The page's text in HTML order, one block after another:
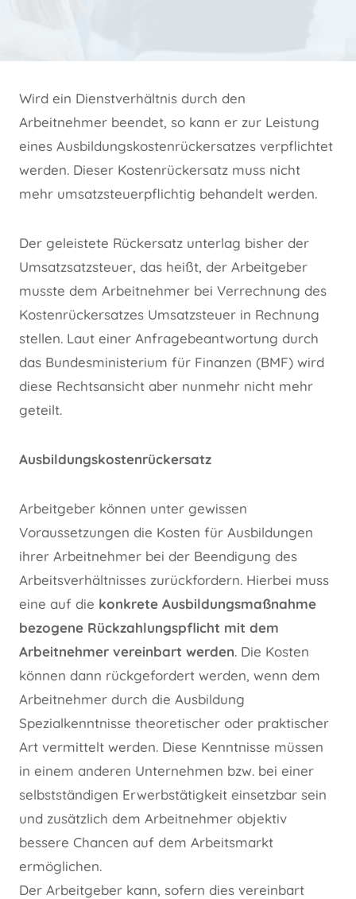
Wird ein Dienstverhältnis durch den
Arbeitnehmer beendet, so kann er zur Leistung
eines Ausbildungskostenrückersatzes verpflichtet
werden. Dieser Kostenrückersatz muss nicht
mehr umsatzsteuerpflichtig behandelt werden.
Der geleistete Rückersatz unterlag bisher der
Umsatzsatzsteuer, das heißt, der Arbeitgeber
musste dem Arbeitnehmer bei Verrechnung des
Kostenrückersatzes Umsatzsteuer in Rechnung
stellen. Laut einer Anfragebeantwortung durch
das Bundesministerium für Finanzen (BMF) wird
diese Rechtsansicht aber nunmehr nicht mehr
geteilt.
Ausbildungskostenrückersatz
Arbeitgeber können unter gewissen
Voraussetzungen die Kosten für Ausbildungen
ihrer Arbeitnehmer bei der Beendigung des
Arbeitsverhältnisses zurückfordern. Hierbei muss
eine auf die konkrete Ausbildungsmaßnahme
bezogene Rückzahlungspflicht mit dem
Arbeitnehmer vereinbart werden. Die Kosten
können dann rückgefordert werden, wenn dem
Arbeitnehmer durch die Ausbildung
Spezialkenntnisse theoretischer oder praktischer
Art vermittelt werden. Diese Kenntnisse müssen
in einem anderen Unternehmen bzw. bei einer
selbstständigen Erwerbstätigkeit einsetzbar sein
und zusätzlich dem Arbeitnehmer objektiv
bessere Chancen auf dem Arbeitsmarkt
ermöglichen.
Der Arbeitgeber kann, sofern dies vereinbart